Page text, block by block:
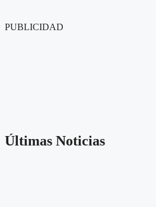
PUBLICIDAD
Últimas Noticias